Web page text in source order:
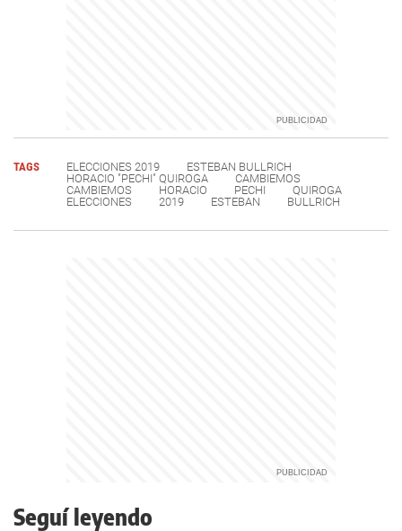
TAGS ELECCIONES 2019
ESTEBAN BULLRICH
HORACIO "PECHI" QUIROGA
CAMBIEMOS
CAMBIEMOS
HORACIO PECHI
QUIROGA
ELECCIONES
2019 ESTEBAN BULLRICH
Seguí leyendo